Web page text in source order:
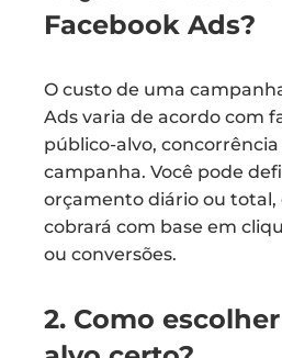
Facebook Ads?
O custo de uma
Ads varia de acordo com
público-alvo,
campanha. Você pode
orçamento diário ou total,
cobrará com base em
ou conversões.
2. Como